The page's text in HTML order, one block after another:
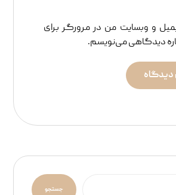
و وبسایت من در مرورگر برای
دیدگاهی می‌نویسم.
دیدگاه
جستجو